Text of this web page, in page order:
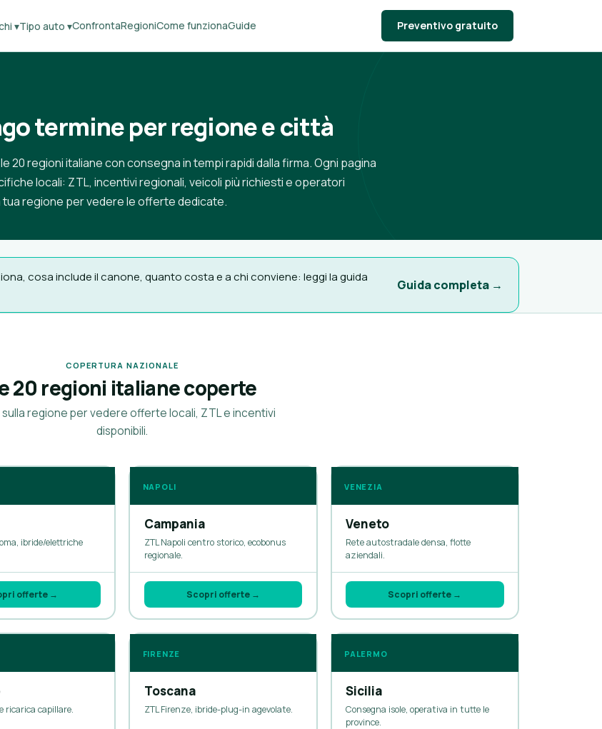
▾Tipo auto ▾ConfrontaRegioniCome funzionaGuide Preventivo gratuito
termine per regione e città
20 regioni italiane con consegna in tempi rapidi dalla firma. Ogni pagina
locali: ZTL, incentivi regionali, veicoli più richiesti e operatori
tua regione per vedere le offerte dedicate.
cosa include il canone, quanto costa e a chi conviene: leggi la guida
Guida completa →
COPERTURA NAZIONALE
20 regioni italiane coperte
sulla regione per vedere offerte locali, ZTL e incentivi
disponibili.
ibride/elettriche
offerte →
NAPOLI
Campania
ZTL Napoli centro storico, ecobonus
regionale.
Scopri offerte →
VENEZIA
Veneto
Rete autostradale densa, flotte
aziendali.
Scopri offerte →
ricarica capillare.
FIRENZE
Toscana
ZTL Firenze, ibride-plug-in agevolate.
PALERMO
Sicilia
Consegna isole, operativa in tutte le
province.